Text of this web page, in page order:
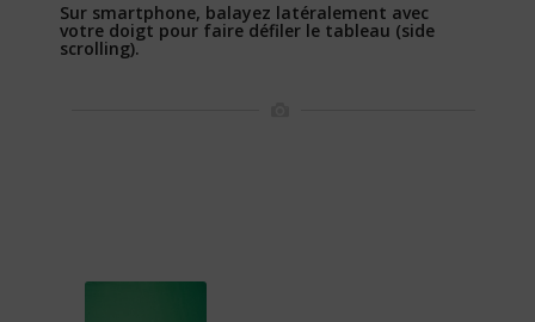
Sur smartphone, balayez latéralement avec
votre doigt pour faire défiler le tableau (side
scrolling).